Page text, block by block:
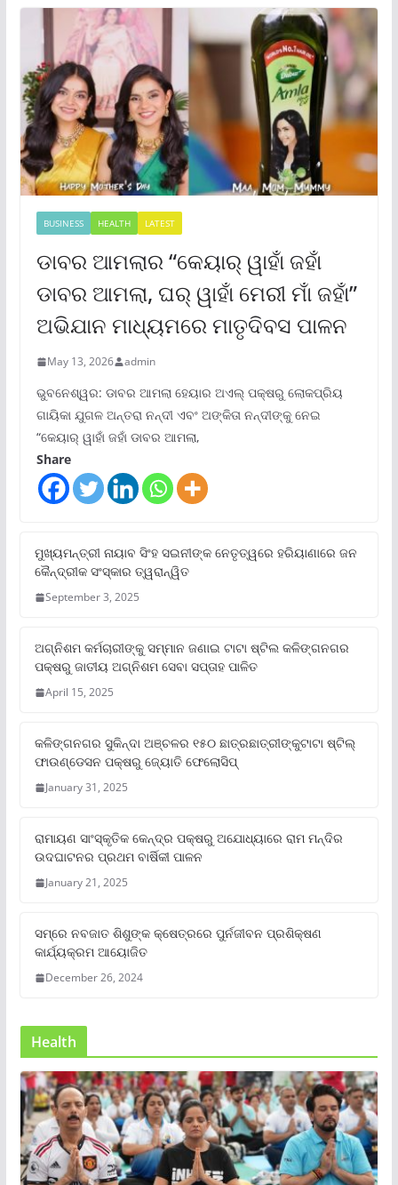
BUSINESS HEALTH LATEST
ଡାବର ଆମଲାର “କେୟାର୍ ୱାହାଁ ଜହାଁ
ଡାବର ଆମଲା, ଘର୍ ୱାହାଁ ମେରୀ ମାଁ ଜହାଁ”
ଅଭିଯାନ ମାଧ୍ୟମରେ ମାତୃଦିବସ ପାଳନ
May 13, 2026 admin
ଭୁବନେଶ୍ୱର: ଡାବର ଆମଲା ହେୟାର ଅଏଲ୍ ପକ୍ଷରୁ ଲୋକପ୍ରିୟ
ଗାୟିକା ଯୁଗଳ ଅନ୍ତରା ନନ୍ଦୀ ଏବଂ ଅଙ୍କିତା ନନ୍ଦୀଙ୍କୁ ନେଇ
“କେୟାର୍ ୱାହାଁ ଜହାଁ ଡାବର ଆମଲା,
Share
ମୁଖ୍ୟମନ୍ତ୍ରୀ ନାୟାବ ସିଂହ ସଇନୀଙ୍କ ନେତୃତ୍ୱରେ ହରିୟାଣାରେ ଜନ
କୈନ୍ଦ୍ରୀକ ସଂସ୍କାର ତ୍ୱରାନ୍ୱିତ
September 3, 2025
ଅଗ୍ନିଶମ କର୍ମଚାରୀଙ୍କୁ ସମ୍ମାନ ଜଣାଇ ଟାଟା ଷ୍ଟିଲ କଳିଙ୍ଗନଗର
ପକ୍ଷରୁ ଜାତୀୟ ଅଗ୍ନିଶମ ସେବା ସପ୍ତାହ ପାଳିତ
April 15, 2025
କଳିଙ୍ଗନଗର ସୁକିନ୍ଦା ଅଞ୍ଚଳର ୧୫୦ ଛାତ୍ରଛାତ୍ରୀଙ୍କୁଟାଟା ଷ୍ଟିଲ୍
ଫାଉଣ୍ଡେସନ ପକ୍ଷରୁ ଜ୍ୟୋତି ଫେଲୋସିପ୍‌
January 31, 2025
ରାମାୟଣ ସାଂସ୍କୃତିକ କେନ୍ଦ୍ର ପକ୍ଷରୁ ଅଯୋଧ୍ୟାରେ ରାମ ମନ୍ଦିର
ଉଦଘାଟନର ପ୍ରଥମ ବାର୍ଷିକୀ ପାଳନ
January 21, 2025
ସମ୍‌ରେ ନବଜାତ ଶିଶୁଙ୍କ କ୍ଷେତ୍ରରେ ପୁର୍ନଜୀବନ ପ୍ରଶିକ୍ଷଣ
କାର୍ଯ୍ୟକ୍ରମ ଆୟୋଜିତ
December 26, 2024
Health